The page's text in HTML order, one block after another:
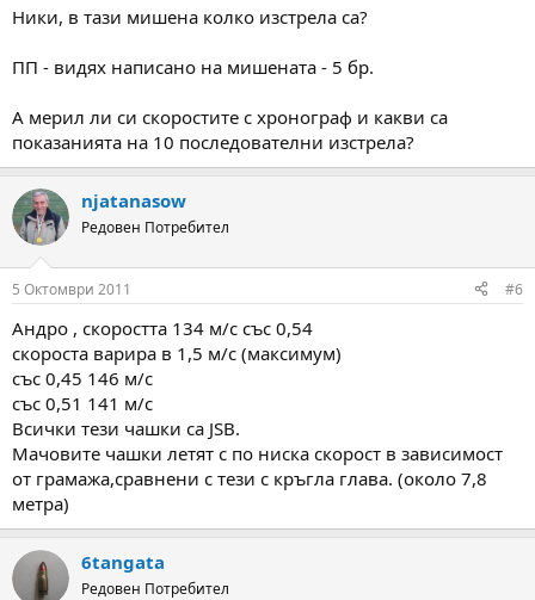
Ники, в тази мишена колко изстрела са?
ПП - видях написано на мишената - 5 бр.
А мерил ли си скоростите с хронограф и какви са
показанията на 10 последователни изстрела?
njatanasow
Редовен Потребител
5 Октомври 2011 #6
Андро , скоростта 134 м/с със 0,54
скороста варира в 1,5 м/с (максимум)
със 0,45 146 м/с
със 0,51 141 м/с
Всички тези чашки са JSB.
Мачовите чашки летят с по ниска скорост в зависимост
от грамажа,сравнени с тези с кръгла глава. (около 7,8
метра)
6tangata
Редовен Потребител